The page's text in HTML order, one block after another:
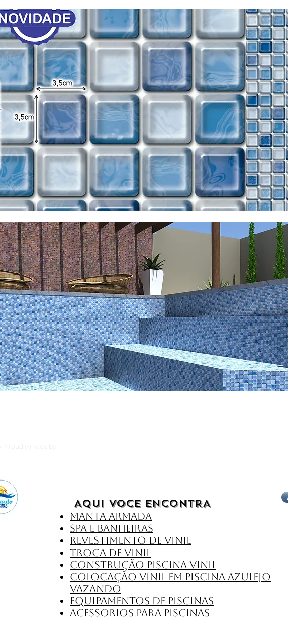
AQUI VOCE ENCONTRA​
manta armada
SPA E BANHEIRAS
REVESTIMENTO DE VINIL
TROCA DE VINIL
CONSTRUÇÃO PISCINA VINIL
COLOCAÇÃO VINIL EM PISCINA AZULEJO
VAZANDO
EQUIPAMENTOS DE PISCINAS
ACESSORIOS PARA PISCINAS